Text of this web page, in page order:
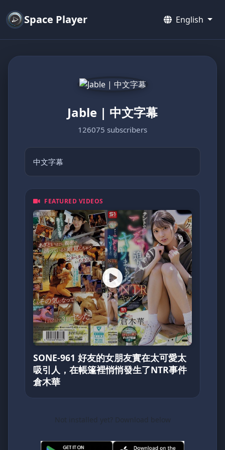
Space Player English
Jable | 中文字幕
126075 subscribers
中文字幕
FEATURED VIDEOS
SONE-961 好友的女朋友實在太可愛太
吸引人，在帳篷裡悄悄發生了NTR事件
倉木華
Not installed yet? Download below